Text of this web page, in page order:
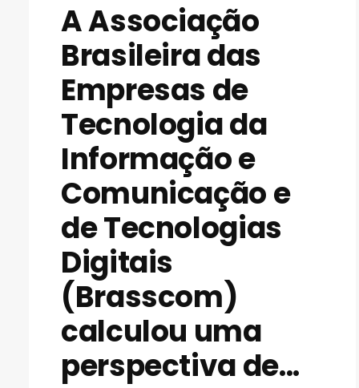
A Associação
Brasileira das
Empresas de
Tecnologia da
Informação e
Comunicação e
de Tecnologias
Digitais
(Brasscom)
calculou uma
perspectiva de...